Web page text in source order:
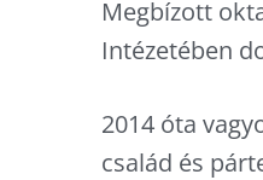
Megbízott
Intézetében
2014 óta
család és